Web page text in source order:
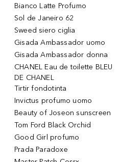
Bianco Latte Profumo
Sol de Janeiro 62
Sweed siero ciglia
Gisada Ambassador uomo
Gisada Ambassador donna
CHANEL Eau de toilette BLEU
DE CHANEL
Tirtir fondotinta
Invictus profumo uomo
Beauty of Joseon sunscreen
Tom Ford Black Orchid
Good Girl profumo
Prada Paradoxe